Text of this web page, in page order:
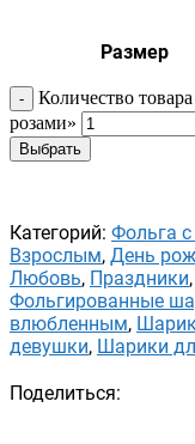
Размер
Количество
розами»
Выбрать
Категорий: Фольга
Взрослым, День
Любовь, Праздники,
Фольгированные
влюбленным,
девушки, Шарики
Поделиться: